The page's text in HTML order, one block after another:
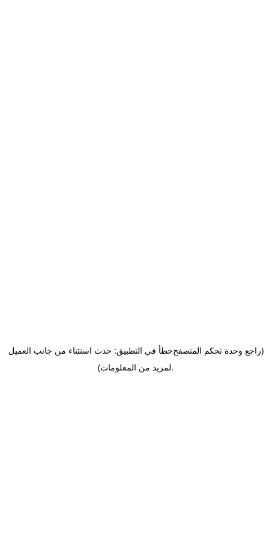
خطأ في التطبيق: حدث استثناء من جانب العميل(راجع وحدة تحكم المتصفح
لمزيد من المعلومات).